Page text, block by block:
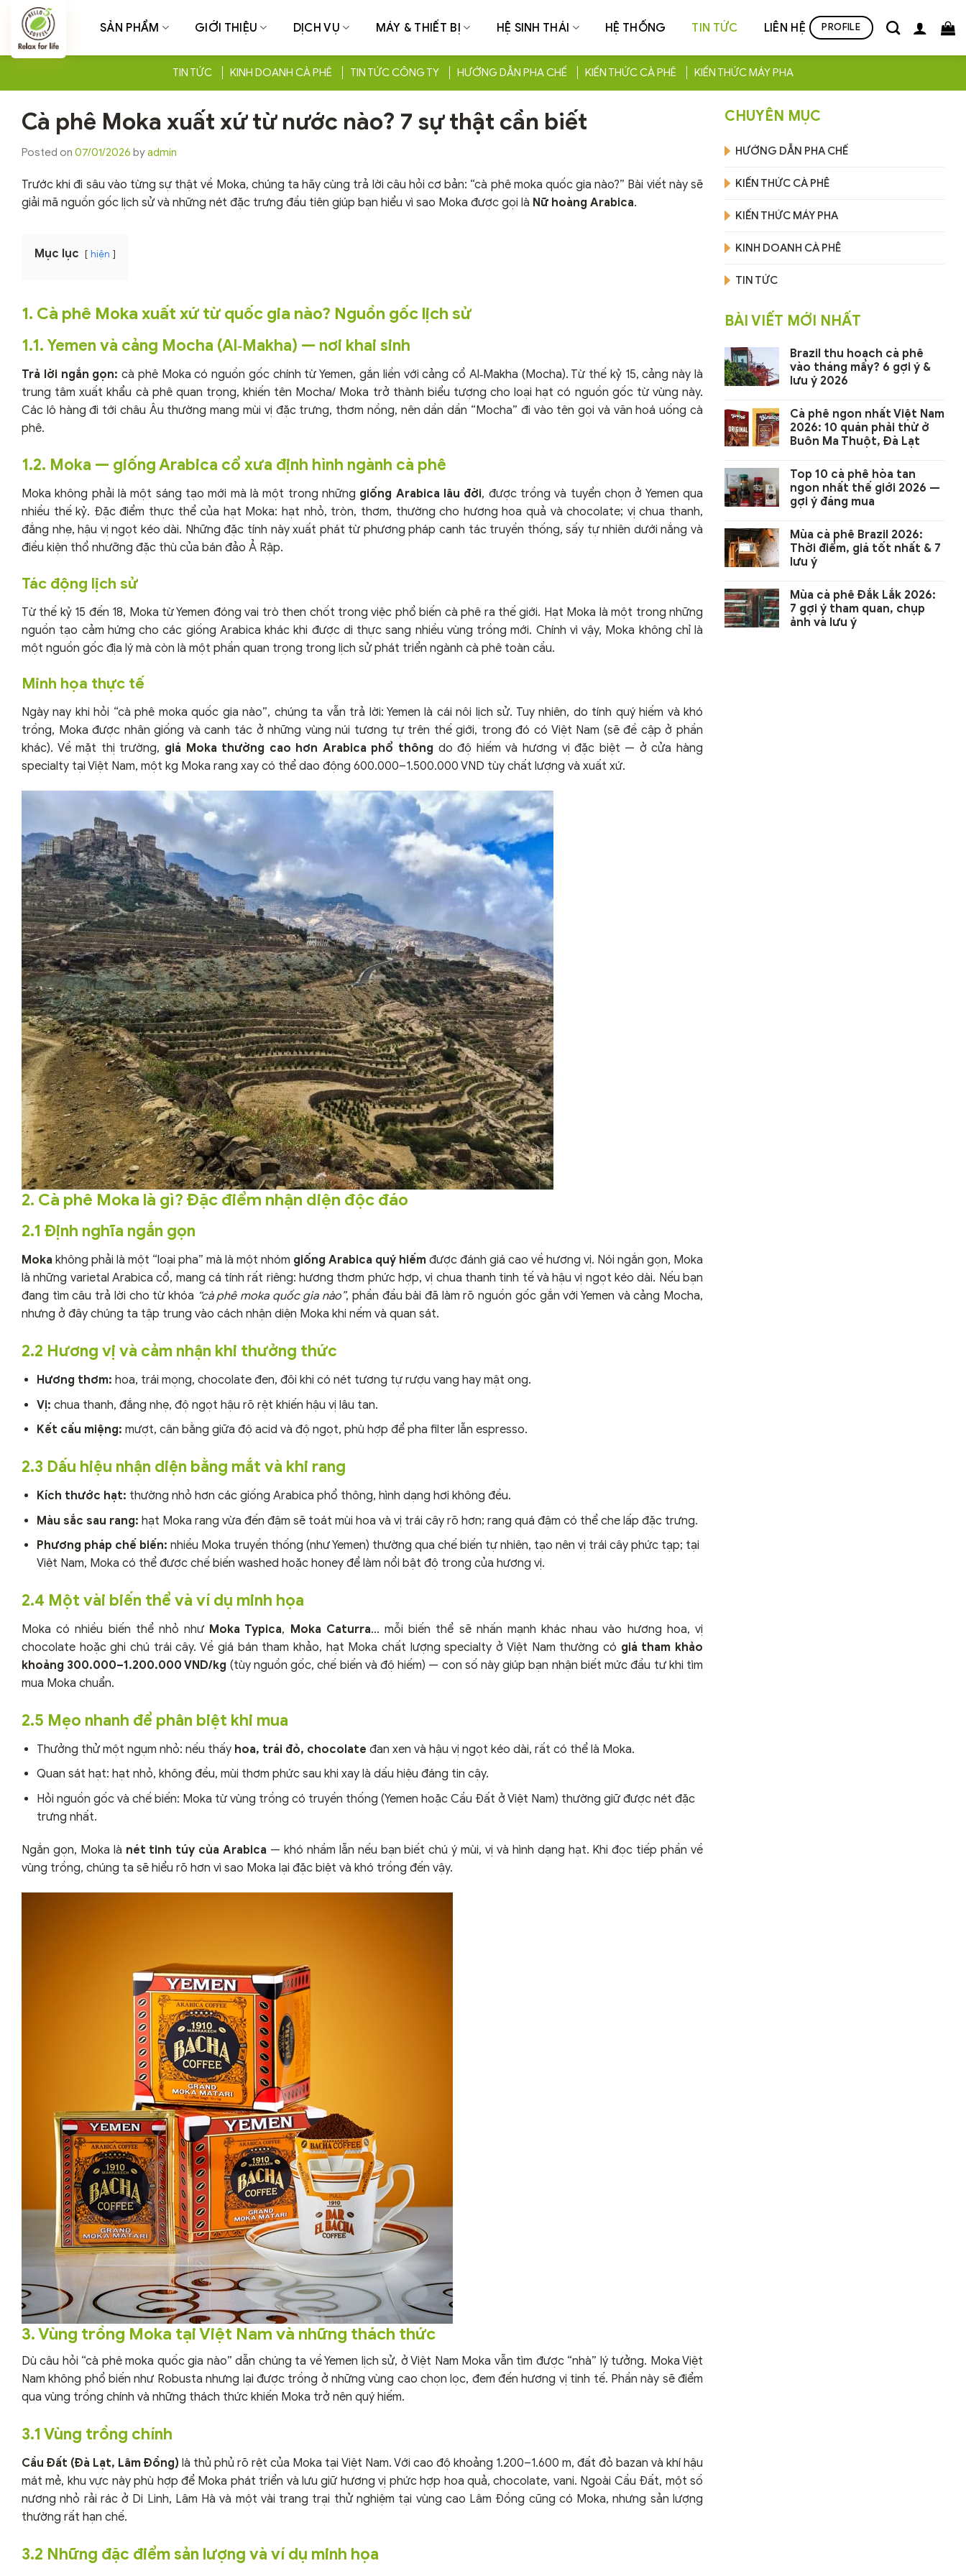
Chuyển
dung
SẢN PHẨM GIỚI THIỆU DỊCH VỤ MÁY & THIẾT BỊ HỆ SINH THÁI HỆ THỐNG TIN TỨC LIÊN HỆ PROFILE
TIN TỨC KINH DOANH CÀ PHÊ TIN TỨC CÔNG TY HƯỚNG DẪN PHA CHẾ KIẾN THỨC CÀ PHÊ KIẾN THỨC MÁY PHA
Cà phê Moka xuất xứ từ nước nào? 7 sự thật cần biết
Posted on 07/01/2026 byadmin
Trước khi đi sâu vào từng sự thật về Moka, chúng ta hãy cùng trả lời câu hỏi cơ bản: “cà phê moka quốc gia nào?” Bài viết này sẽ
giải mã nguồn gốc lịch sử và những nét đặc trưng đầu tiên giúp bạn hiểu vì sao Moka được gọi là Nữ hoàng Arabica.
Mục lục hiện
1. Cà phê Moka xuất xứ từ quốc gia nào? Nguồn gốc lịch sử
1.1. Yemen và cảng Mocha (Al‑Makha) — nơi khai sinh
Trả lời ngắn gọn: cà phê Moka có nguồn gốc chính từ Yemen, gắn liền với cảng cổ Al‑Makha (Mocha). Từ thế kỷ 15, cảng này là
trung tâm xuất khẩu cà phê quan trọng, khiến tên Mocha/ Moka trở thành biểu tượng cho loại hạt có nguồn gốc từ vùng này.
Các lô hàng đi tới châu Âu thường mang mùi vị đặc trưng, thơm nồng, nên dần dần “Mocha” đi vào tên gọi và văn hoá uống cà
phê.
1.2. Moka — giống Arabica cổ xưa định hình ngành cà phê
Moka không phải là một sáng tạo mới mà là một trong những giống Arabica lâu đời, được trồng và tuyển chọn ở Yemen qua
nhiều thế kỷ. Đặc điểm thực thể của hạt Moka: hạt nhỏ, tròn, thơm, thường cho hương hoa quả và chocolate; vị chua thanh,
đắng nhẹ, hậu vị ngọt kéo dài. Những đặc tính này xuất phát từ phương pháp canh tác truyền thống, sấy tự nhiên dưới nắng và
điều kiện thổ nhưỡng đặc thù của bán đảo Ả Rập.
Tác động lịch sử
Từ thế kỷ 15 đến 18, Moka từ Yemen đóng vai trò then chốt trong việc phổ biến cà phê ra thế giới. Hạt Moka là một trong những
nguồn tạo cảm hứng cho các giống Arabica khác khi được di thực sang nhiều vùng trồng mới. Chính vì vậy, Moka không chỉ là
một nguồn gốc địa lý mà còn là một phần quan trọng trong lịch sử phát triển ngành cà phê toàn cầu.
Minh họa thực tế
Ngày nay khi hỏi “cà phê moka quốc gia nào”, chúng ta vẫn trả lời: Yemen là cái nôi lịch sử. Tuy nhiên, do tính quý hiếm và khó
trồng, Moka được nhân giống và canh tác ở những vùng núi tương tự trên thế giới, trong đó có Việt Nam (sẽ đề cập ở phần
khác). Về mặt thị trường, giá Moka thường cao hơn Arabica phổ thông do độ hiếm và hương vị đặc biệt — ở cửa hàng
specialty tại Việt Nam, một kg Moka rang xay có thể dao động 600.000–1.500.000 VND tùy chất lượng và xuất xứ.
2. Cà phê Moka là gì? Đặc điểm nhận diện độc đáo
2.1 Định nghĩa ngắn gọn
Moka không phải là một “loại pha” mà là một nhóm giống Arabica quý hiếm được đánh giá cao về hương vị. Nói ngắn gọn, Moka
là những varietal Arabica cổ, mang cá tính rất riêng: hương thơm phức hợp, vị chua thanh tinh tế và hậu vị ngọt kéo dài. Nếu bạn
đang tìm câu trả lời cho từ khóa “cà phê moka quốc gia nào”, phần đầu bài đã làm rõ nguồn gốc gắn với Yemen và cảng Mocha,
nhưng ở đây chúng ta tập trung vào cách nhận diện Moka khi nếm và quan sát.
2.2 Hương vị và cảm nhận khi thưởng thức
Hương thơm: hoa, trái mọng, chocolate đen, đôi khi có nét tương tự rượu vang hay mật ong.
Vị: chua thanh, đắng nhẹ, độ ngọt hậu rõ rệt khiến hậu vị lâu tan.
Kết cấu miệng: mượt, cân bằng giữa độ acid và độ ngọt, phù hợp để pha filter lẫn espresso.
2.3 Dấu hiệu nhận diện bằng mắt và khi rang
Kích thước hạt: thường nhỏ hơn các giống Arabica phổ thông, hình dạng hơi không đều.
Màu sắc sau rang: hạt Moka rang vừa đến đậm sẽ toát mùi hoa và vị trái cây rõ hơn; rang quá đậm có thể che lấp đặc trưng.
Phương pháp chế biến: nhiều Moka truyền thống (như Yemen) thường qua chế biến tự nhiên, tạo nên vị trái cây phức tạp; tại
Việt Nam, Moka có thể được chế biến washed hoặc honey để làm nổi bật độ trong của hương vị.
2.4 Một vài biến thể và ví dụ minh họa
Moka có nhiều biến thể nhỏ như Moka Typica, Moka Caturra… mỗi biến thể sẽ nhấn mạnh khác nhau vào hương hoa, vị
chocolate hoặc ghi chú trái cây. Về giá bán tham khảo, hạt Moka chất lượng specialty ở Việt Nam thường có giá tham khảo
khoảng 300.000–1.200.000 VND/kg (tùy nguồn gốc, chế biến và độ hiếm) — con số này giúp bạn nhận biết mức đầu tư khi tìm
mua Moka chuẩn.
2.5 Mẹo nhanh để phân biệt khi mua
Thưởng thử một ngụm nhỏ: nếu thấy hoa, trái đỏ, chocolate đan xen và hậu vị ngọt kéo dài, rất có thể là Moka.
Quan sát hạt: hạt nhỏ, không đều, mùi thơm phức sau khi xay là dấu hiệu đáng tin cậy.
Hỏi nguồn gốc và chế biến: Moka từ vùng trồng có truyền thống (Yemen hoặc Cầu Đất ở Việt Nam) thường giữ được nét đặc
trưng nhất.
Ngắn gọn, Moka là nét tinh túy của Arabica — khó nhầm lẫn nếu bạn biết chú ý mùi, vị và hình dạng hạt. Khi đọc tiếp phần về
vùng trồng, chúng ta sẽ hiểu rõ hơn vì sao Moka lại đặc biệt và khó trồng đến vậy.
3. Vùng trồng Moka tại Việt Nam và những thách thức
Dù câu hỏi “cà phê moka quốc gia nào” dẫn chúng ta về Yemen lịch sử, ở Việt Nam Moka vẫn tìm được “nhà” lý tưởng. Moka Việt
Nam không phổ biến như Robusta nhưng lại được trồng ở những vùng cao chọn lọc, đem đến hương vị tinh tế. Phần này sẽ điểm
qua vùng trồng chính và những thách thức khiến Moka trở nên quý hiếm.
3.1 Vùng trồng chính
Cầu Đất (Đà Lạt, Lâm Đồng) là thủ phủ rõ rệt của Moka tại Việt Nam. Với cao độ khoảng 1.200–1.600 m, đất đỏ bazan và khí hậu
mát mẻ, khu vực này phù hợp để Moka phát triển và lưu giữ hương vị phức hợp hoa quả, chocolate, vani. Ngoài Cầu Đất, một số
nương nhỏ rải rác ở Di Linh, Lâm Hà và một vài trang trại thử nghiệm tại vùng cao Lâm Đồng cũng có Moka, nhưng sản lượng
thường rất hạn chế.
3.2 Những đặc điểm sản lượng và ví dụ minh họa
CHUYÊN MỤC
HƯỚNG DẪN PHA CHẾ
KIẾN THỨC CÀ PHÊ
KIẾN THỨC MÁY PHA
KINH DOANH CÀ PHÊ
TIN TỨC
BÀI VIẾT MỚI NHẤT
Brazil thu hoạch cà phê
vào tháng mấy? 6 gợi ý &
lưu ý 2026
Cà phê ngon nhất Việt Nam
2026: 10 quán phải thử ở
Buôn Ma Thuột, Đà Lạt
Top 10 cà phê hòa tan
ngon nhất thế giới 2026 —
gợi ý đáng mua
Mùa cà phê Brazil 2026:
Thời điểm, giá tốt nhất & 7
lưu ý
Mùa cà phê Đắk Lắk 2026:
7 gợi ý tham quan, chụp
ảnh và lưu ý